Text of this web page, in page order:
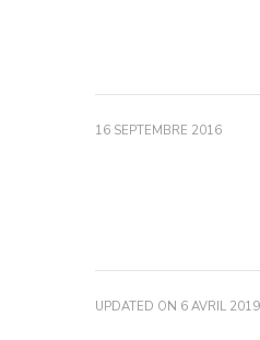
16 SEPTEMBRE 2016
UPDATED ON 6 AVRIL 2019